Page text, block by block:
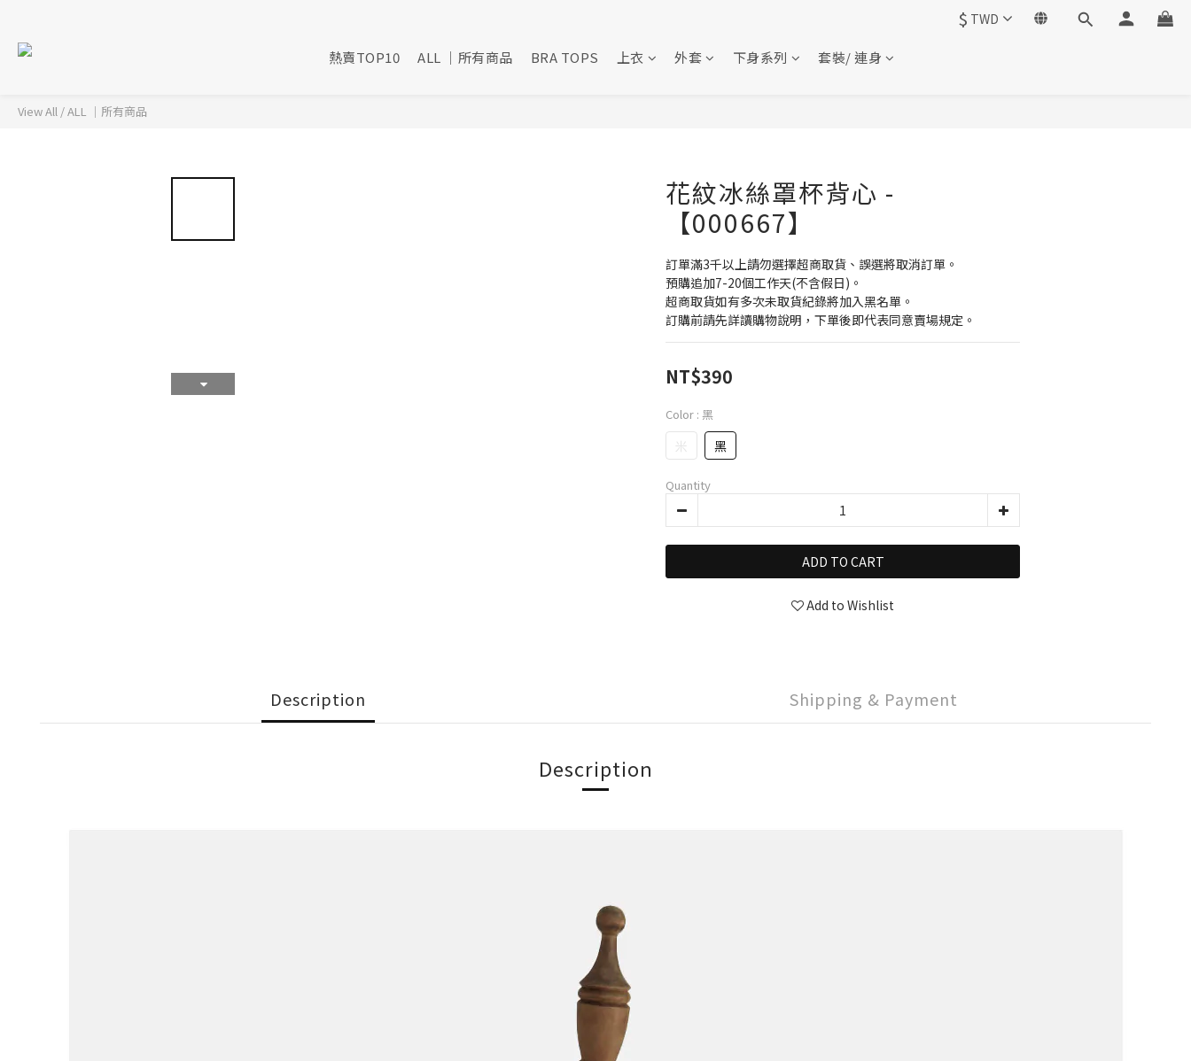
$ TWD
熱賣TOP10 ALL ｜所有商品 BRA TOPS 上衣 外套 下身系列 套裝/ 連身
View All /ALL ｜所有商品
花紋冰絲罩杯背心 -
【000667】
訂單滿3千以上請勿選擇超商取貨、誤選將取消訂單。
預購追加7-20個工作天(不含假日)。
超商取貨如有多次未取貨紀錄將加入黑名單。
訂購前請先詳讀購物說明，下單後即代表同意賣場規定。
NT$390
Color : 黑
米 黑
Quantity
ADD TO CART
Add to Wishlist
Description Shipping & Payment
Description